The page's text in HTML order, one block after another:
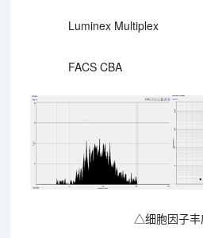
Luminex Multiplex
FACS CBA
△细胞因子丰